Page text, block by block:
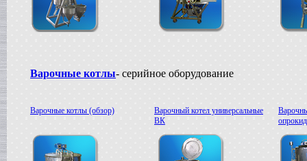
Варочные котлы- серийное оборудование
Варочные котлы (обзор)
Варочный котел универсальные
ВК